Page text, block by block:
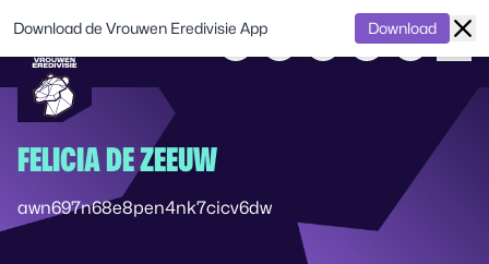
FELICIA DE ZEEUW
awn697n68e8pen4nk7cicv6dw
Download de Vrouwen Eredivisie App Download